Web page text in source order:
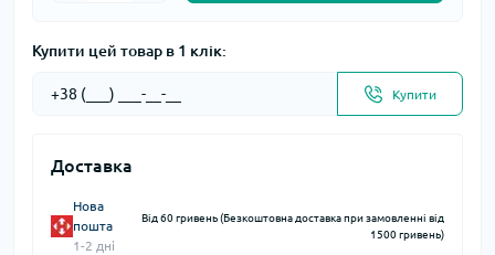
Купити цей товар в 1 клік:
Купити
Доставка
Нова
пошта
1-2 дні
Від 60 гривень (Безкоштовна доставка при замовленні від
1500 гривень)